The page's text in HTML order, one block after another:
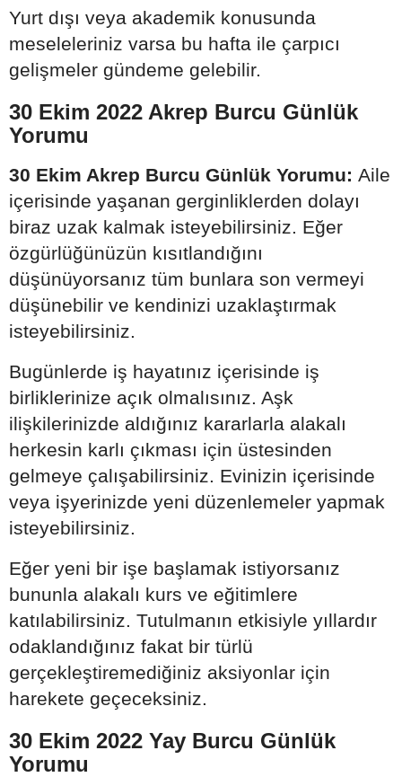
Yurt dışı veya akademik konusunda
meseleleriniz varsa bu hafta ile çarpıcı
gelişmeler gündeme gelebilir.
30 Ekim 2022 Akrep Burcu Günlük
Yorumu
30 Ekim Akrep Burcu Günlük Yorumu: Aile
içerisinde yaşanan gerginliklerden dolayı
biraz uzak kalmak isteyebilirsiniz. Eğer
özgürlüğünüzün kısıtlandığını
düşünüyorsanız tüm bunlara son vermeyi
düşünebilir ve kendinizi uzaklaştırmak
isteyebilirsiniz.
Bugünlerde iş hayatınız içerisinde iş
birliklerinize açık olmalısınız. Aşk
ilişkilerinizde aldığınız kararlarla alakalı
herkesin karlı çıkması için üstesinden
gelmeye çalışabilirsiniz. Evinizin içerisinde
veya işyerinizde yeni düzenlemeler yapmak
isteyebilirsiniz.
Eğer yeni bir işe başlamak istiyorsanız
bununla alakalı kurs ve eğitimlere
katılabilirsiniz. Tutulmanın etkisiyle yıllardır
odaklandığınız fakat bir türlü
gerçekleştiremediğiniz aksiyonlar için
harekete geçeceksiniz.
30 Ekim 2022 Yay Burcu Günlük
Yorumu